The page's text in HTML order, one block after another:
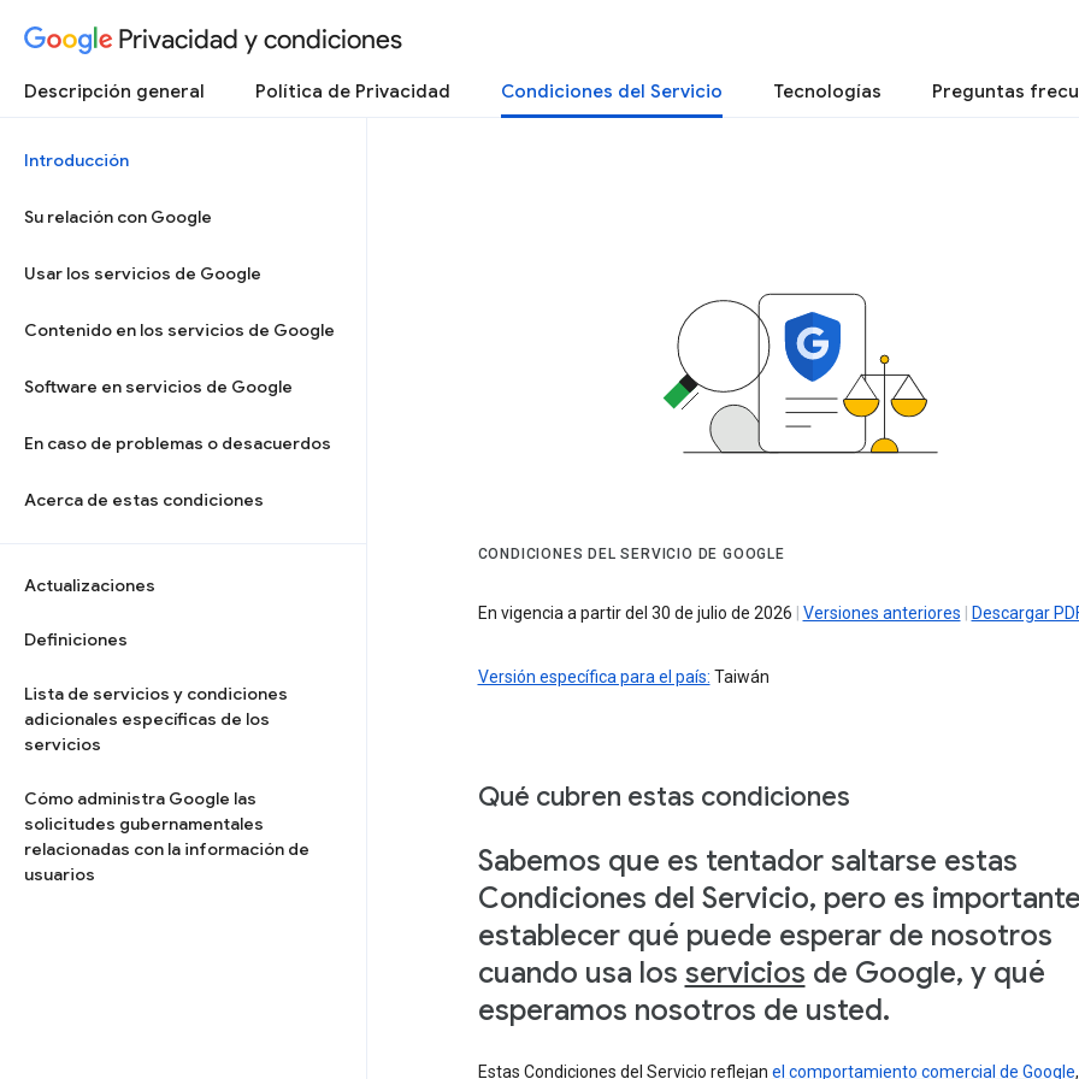
Privacidad y condiciones
Descripción general Política de Privacidad Condiciones del Servicio Tecnologías Preguntas
Introducción
Su relación con Google
Usar los servicios de Google
Contenido en los servicios de Google
Software en servicios de Google
En caso de problemas o desacuerdos
Acerca de estas condiciones
Actualizaciones
Definiciones
Lista de servicios y condiciones
adicionales específicas de los
servicios
Cómo administra Google las
solicitudes gubernamentales
relacionadas con la información de
usuarios
CONDICIONES DEL SERVICIO DE GOOGLE
En vigencia a partir del 30 de julio de 2026 Versiones anteriores Descargar
Versión específica para el país: Taiwán
Qué cubren estas condiciones
Sabemos que es tentador saltarse estas
Condiciones del Servicio, pero es importante
establecer qué puede esperar de nosotros
cuando usa los servicios de Google, y qué
esperamos nosotros de usted.
Estas Condiciones del Servicio reflejan el comportamiento comercial de Google